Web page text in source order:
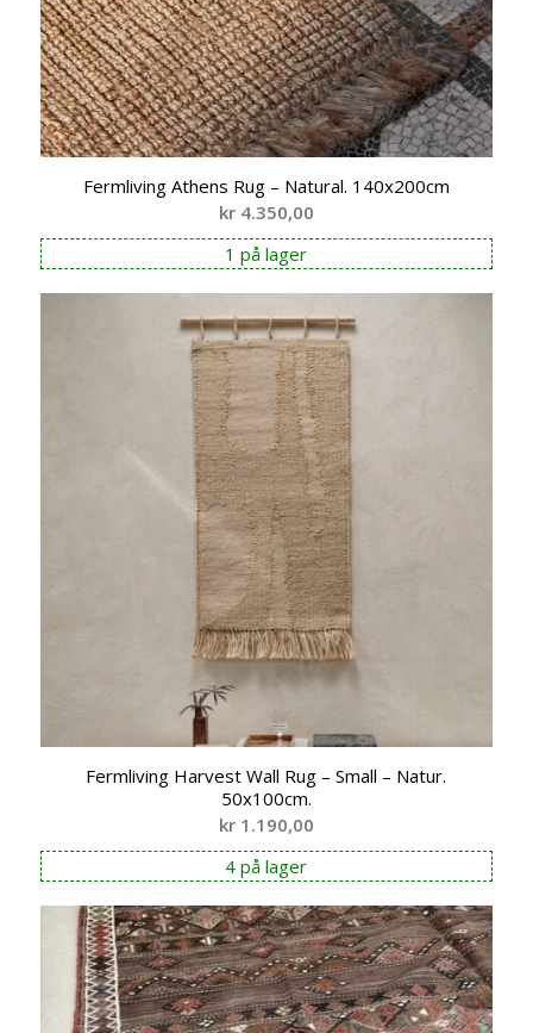
Fermliving Athens Rug – Natural. 140x200cm
kr4.350,00
1 på lager
Fermliving Harvest Wall Rug – Small – Natur.
50x100cm.
kr1.190,00
4 på lager